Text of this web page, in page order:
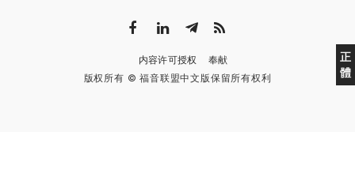
正
體
内容许可授权
奉献
版权所有 © 福音联盟中文版保留所有权利